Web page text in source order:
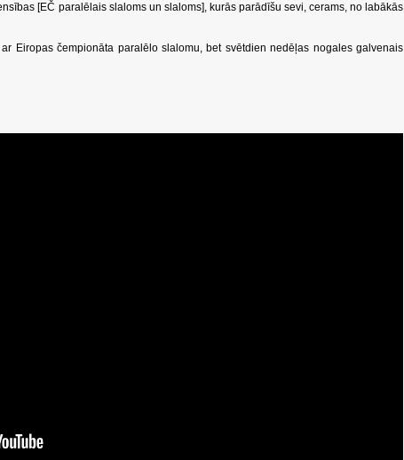
[EČ paralēlais slaloms un slaloms], kurās parādīšu sevi, cerams, no labākās
Eiropas čempionāta paralēlo slalomu, bet svētdien nedēļas nogales galvenais